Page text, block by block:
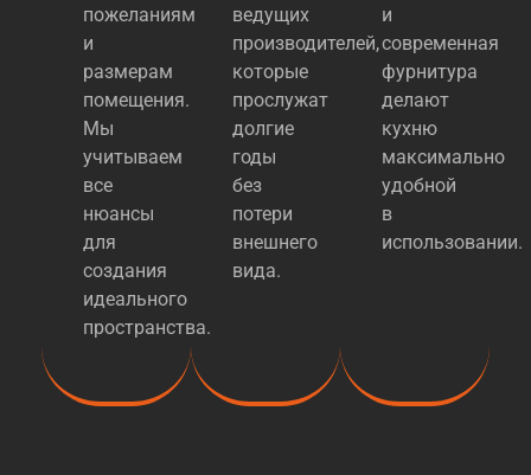
пожеланиям
и
размерам
помещения.
Мы
учитываем
все
нюансы
для
создания
идеального
пространства.
ведущих
производителей,
которые
прослужат
долгие
годы
без
потери
внешнего
вида.
и
современная
фурнитура
делают
кухню
максимально
удобной
в
использовании.